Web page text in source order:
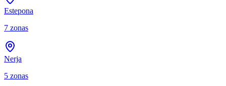
Estepona
7 zonas
Nerja
5 zonas